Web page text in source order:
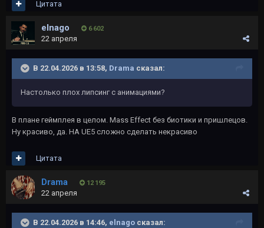
Цитата
elnago 6 602
22 апреля
В 22.04.2026 в 13:58, Drama сказал:
Настолько плох липсинг с анимациями?
В плане геймплея в целом. Mass Effect без биотики и пришлецов.
Ну красиво, да. НА UE5 сложно сделать некрасиво
Цитата
Drama 12 195
22 апреля
В 22.04.2026 в 14:46, elnago сказал: